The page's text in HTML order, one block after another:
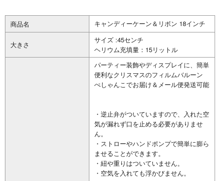
商品名 キャンディーケーン＆リボン 18インチ
大きさ
サイズ :45センチ
ヘリウム充填量：15リットル
パーティー装飾やディスプレイに、簡単
便利なクリスマスのフィルムバルーン
ぺしゃんこでお届け＆メール便発送可能
・逆止弁がついていますので、入れた空
気が漏れず口を止める必要がありませ
ん。
・ストローやハンドポンプで簡単に膨ら
ませることができます。
・紐や重りはついていません。
・空気を入れても浮かびません。